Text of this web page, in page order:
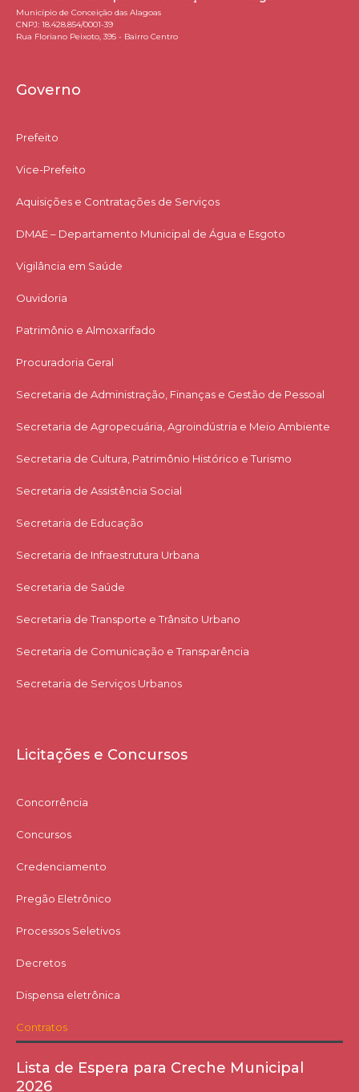
Município de Conceição das Alagoas
CNPJ: 18.428.854/0001-39
Rua Floriano Peixoto, 395 - Bairro Centro
Governo
Prefeito
Vice-Prefeito
Aquisições e Contratações de Serviços​
DMAE – Departamento Municipal de Água e Esgoto
Vigilância em Saúde
Ouvidoria
Patrimônio e Almoxarifado
Procuradoria Geral
Secretaria de Administração, Finanças e Gestão de Pessoal
Secretaria de Agropecuária, Agroindústria e Meio Ambiente
Secretaria de Cultura, Patrimônio Histórico e Turismo
Secretaria de Assistência Social
Secretaria de Educação
Secretaria de Infraestrutura Urbana
Secretaria de Saúde
Secretaria de Transporte e Trânsito Urbano
Secretaria de Comunicação e Transparência
Secretaria de Serviços Urbanos
Licitações e Concursos
Concorrência
Concursos
Credenciamento
Pregão Eletrônico
Processos Seletivos
Decretos
Dispensa eletrônica
Contratos
Lista de Espera para Creche Municipal
2026